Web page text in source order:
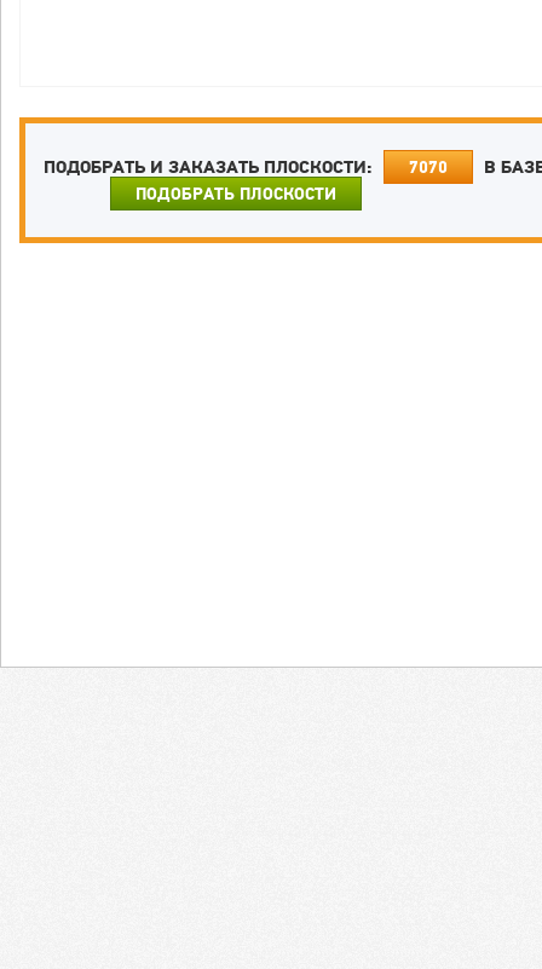
ПОДОБРАТЬ И ЗАКАЗАТЬ ПЛОСКОСТИ: 7070 В
ПОДОБРАТЬ ПЛОСКОСТИ